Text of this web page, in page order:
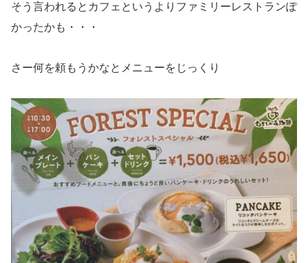
そう言われるとカフェというよりファミリーレストランぽ
かったかも・・・
さー何を頼もうかなとメニューをじっくり